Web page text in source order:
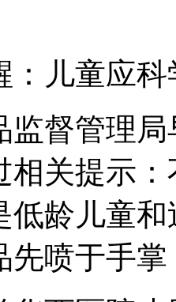
儿童应科
管理局
相关提示
低龄儿童
先喷于手